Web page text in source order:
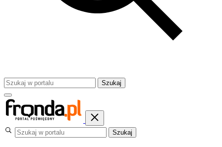
Szukaj
Szukaj